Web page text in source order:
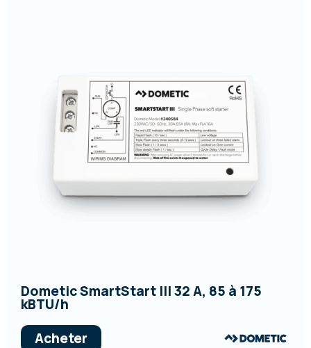
Dometic SmartStart III 32 A, 85 à 175
kBTU/h
Acheter